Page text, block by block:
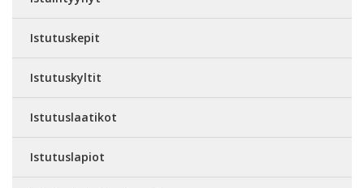
Istutuskepit
Istutuskyltit
Istutuslaatikot
Istutuslapiot